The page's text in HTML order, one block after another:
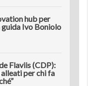
hub per
Ivo Boniolo
Flaviis (CDP):
alleati per chi fa